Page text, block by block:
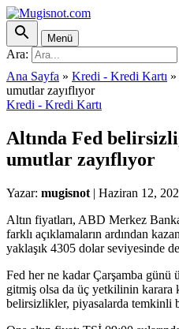
Menü
Ara:
Ana Sayfa » Kredi - Kredi Kartı »
umutlar zayıflıyor
Kredi - Kredi Kartı
Altında Fed
umutlar zayıflıyor
Yazar: mugisnot | Haziran 12,
Altın fiyatları, ABD Merkez
farklı açıklamaların ardından
yaklaşık 4305 dolar seviyesinde
Fed her ne kadar Çarşamba
gitmiş olsa da üç yetkilinin karara
belirsizlikler, piyasalarda temkinli